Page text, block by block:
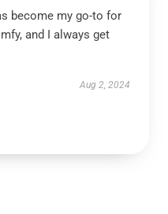
become my go-to for
and I always get
Aug 2, 2024